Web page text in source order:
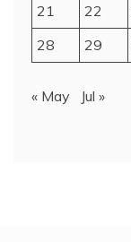
21
22
28
29
« May Jul »